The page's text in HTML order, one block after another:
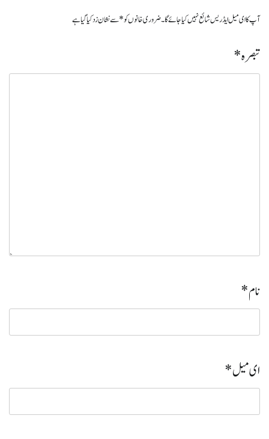
آپ کا ای میل ایڈریس شائع نہیں کیا جائے گا۔ضروری خانوں کو*سے نشان زد کیا گیا ہے
تبصرہ*
نام*
ای میل*